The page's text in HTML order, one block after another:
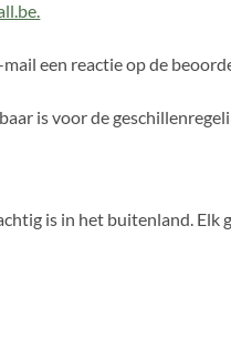
een reactie op de
is voor de
is in het buitenland. Elk